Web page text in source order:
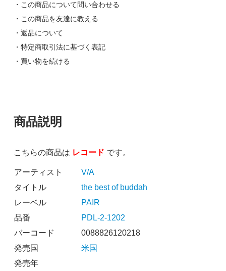
・この商品について問い合わせる
・この商品を友達に教える
・返品について
・特定商取引法に基づく表記
・買い物を続ける
商品説明
こちらの商品は レコード です。
アーティスト
V/A
タイトル
the best of buddah
レーベル
PAIR
品番
PDL-2-1202
バーコード
0088826120218
発売国
米国
発売年